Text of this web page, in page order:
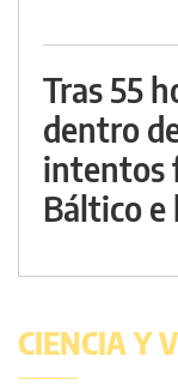
Tras 55
dentro
intentos
Báltico
CIENCIA Y